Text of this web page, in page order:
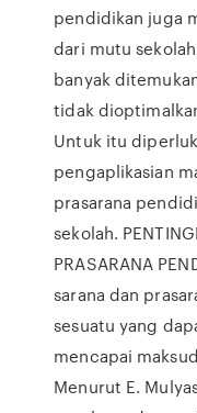
pendidikan juga
dari mutu
banyak
tidak
Untuk itu
pengaplikasian
prasarana
sekolah.
PRASARANA
sarana dan
sesuatu yang
mencapai
Menurut E.